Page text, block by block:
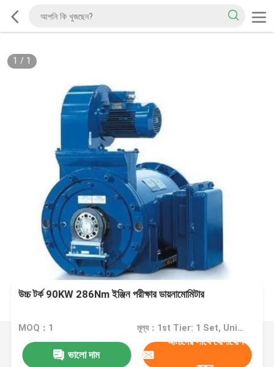
1 / 1
উচ্চ টর্ক 90KW 286Nm ইঞ্জিন পরীক্ষার ডায়নামোমিটার
MOQ：1 মূল্য：1st Tier: 1 Set, Unit Price USD 3.00 2nd Tier: 2-5 Sets, Unit Price USD 2.00 3rd Tier: Over 5 Sets, Unit Price USD 1.00
ভালো দাম
আমাদের সাথে যোগাযোগ